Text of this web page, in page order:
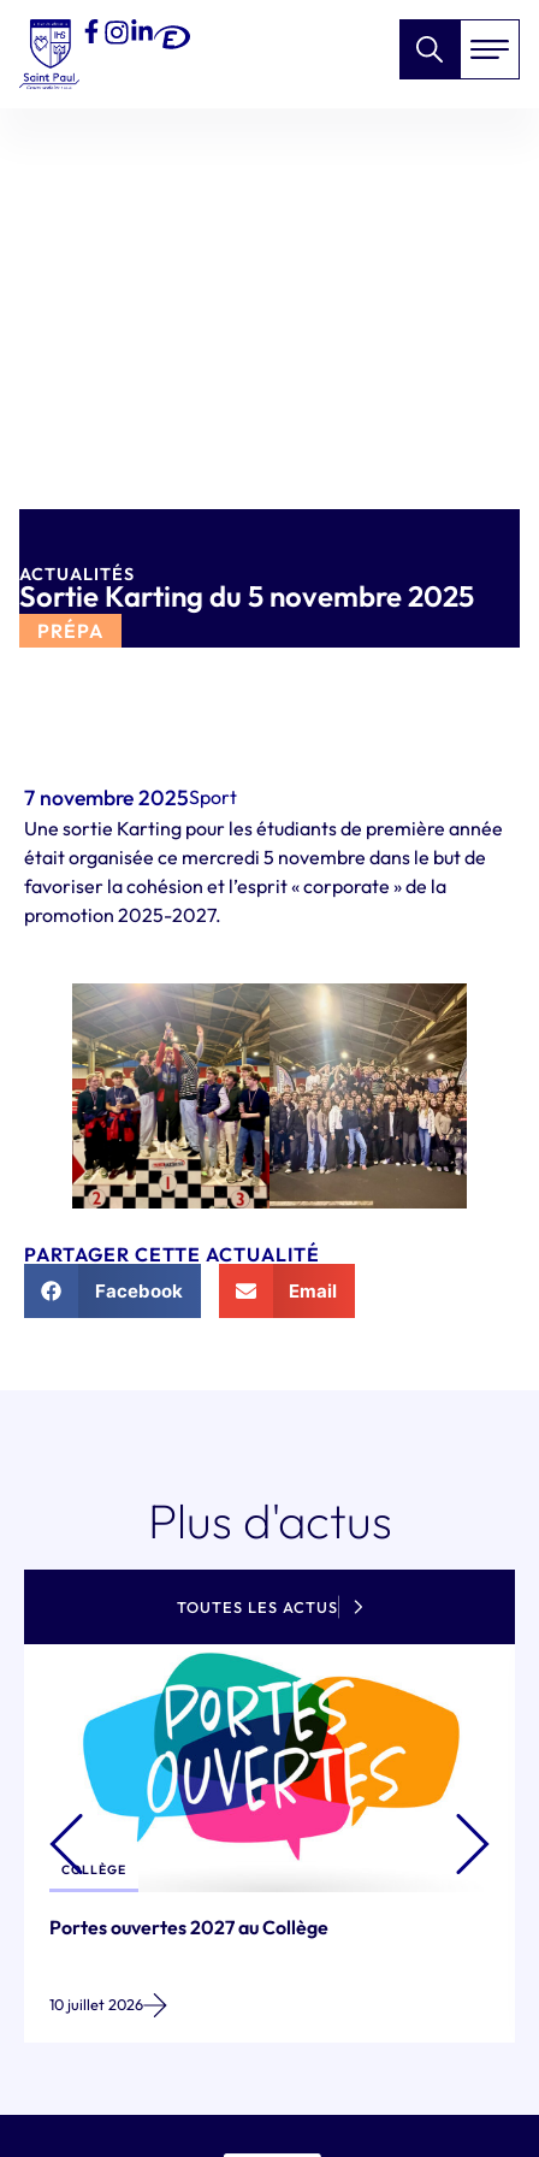
ACTUALITÉS
Sortie Karting du 5 novembre 2025
PRÉPA
7 novembre 2025Sport
Une sortie Karting pour les étudiants de première année
était organisée ce mercredi 5 novembre dans le but de
favoriser la cohésion et l’esprit « corporate » de la
promotion 2025-2027.
PARTAGER CETTE ACTUALITÉ
Facebook Email
Plus d'actus
TOUTES LES ACTUS
COLLÈGE
Portes ouvertes 2027 au Collège
10 juillet 2026